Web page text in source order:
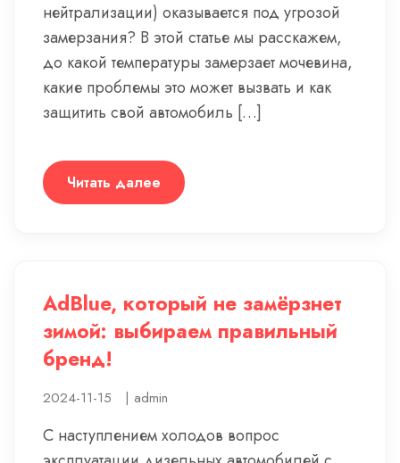
нейтрализации) оказывается под угрозой
замерзания? В этой статье мы расскажем,
до какой температуры замерзает мочевина,
какие проблемы это может вызвать и как
защитить свой автомобиль […]
Читать далее
AdBlue, который не замёрзнет
зимой: выбираем правильный
бренд!
2024-11-15 | admin
С наступлением холодов вопрос